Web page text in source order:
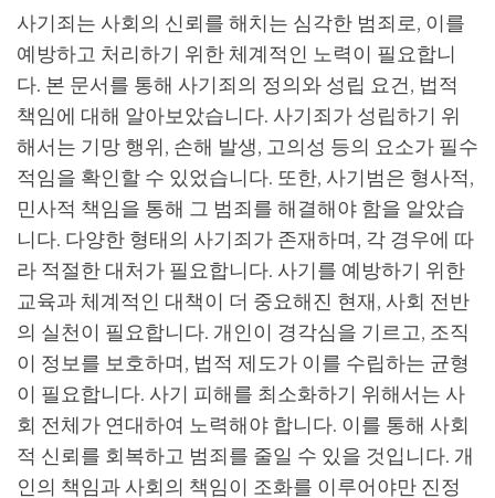
사기죄는 사회의 신뢰를 해치는 심각한 범죄로, 이를
예방하고 처리하기 위한 체계적인 노력이 필요합니
다. 본 문서를 통해 사기죄의 정의와 성립 요건, 법적
책임에 대해 알아보았습니다. 사기죄가 성립하기 위
해서는 기망 행위, 손해 발생, 고의성 등의 요소가 필수
적임을 확인할 수 있었습니다. 또한, 사기범은 형사적,
민사적 책임을 통해 그 범죄를 해결해야 함을 알았습
니다. 다양한 형태의 사기죄가 존재하며, 각 경우에 따
라 적절한 대처가 필요합니다. 사기를 예방하기 위한
교육과 체계적인 대책이 더 중요해진 현재, 사회 전반
의 실천이 필요합니다. 개인이 경각심을 기르고, 조직
이 정보를 보호하며, 법적 제도가 이를 수립하는 균형
이 필요합니다. 사기 피해를 최소화하기 위해서는 사
회 전체가 연대하여 노력해야 합니다. 이를 통해 사회
적 신뢰를 회복하고 범죄를 줄일 수 있을 것입니다. 개
인의 책임과 사회의 책임이 조화를 이루어야만 진정